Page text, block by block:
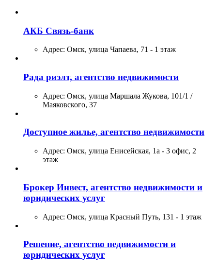
АКБ Связь-банк
Адрес: Омск, улица Чапаева, 71 - 1 этаж
Рада риэлт, агентство недвижимости
Адрес: Омск, улица Маршала Жукова, 101/1 /
Маяковского, 37
Доступное жилье, агентство недвижимости
Адрес: Омск, улица Енисейская, 1а - 3 офис, 2
этаж
Брокер Инвест, агентство недвижимости и
юридических услуг
Адрес: Омск, улица Красный Путь, 131 - 1 этаж
Решение, агентство недвижимости и
юридических услуг